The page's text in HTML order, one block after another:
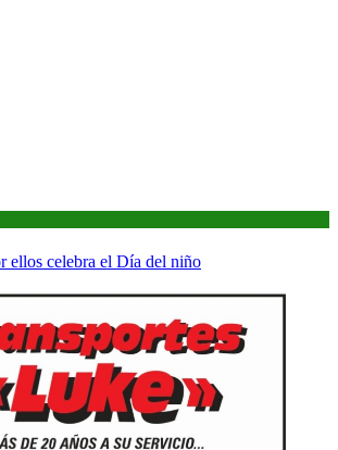
ellos celebra el Día del niño